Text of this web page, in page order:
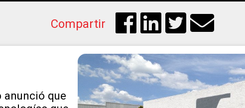
Compartir
anunció que